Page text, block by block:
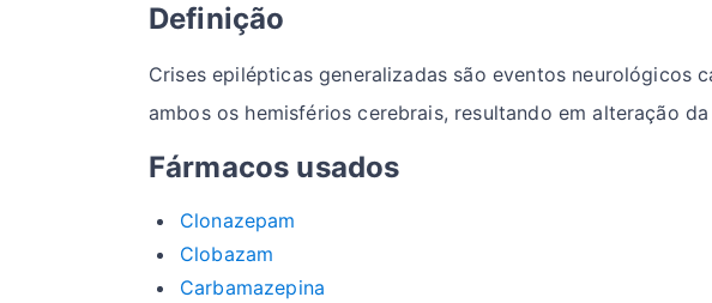
Definição
Crises epilépticas generalizadas são eventos neurológicos
ambos os hemisférios cerebrais, resultando em alteração
Fármacos usados
Clonazepam
Clobazam
Carbamazepina